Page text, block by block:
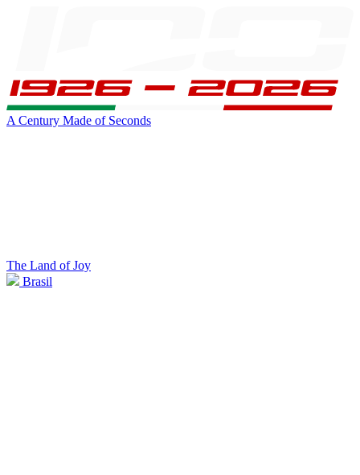
A Century Made of Seconds
The Land of Joy
Brasil